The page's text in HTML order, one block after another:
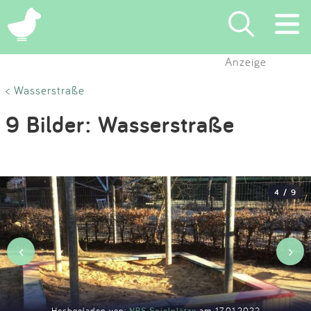
×
Eintragen
Blog
Partner
Kontakt
Anzeige
< Wasserstraße
9 Bilder: Wasserstraße
4 / 9
‹ ›